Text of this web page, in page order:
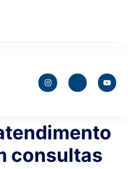
consultas